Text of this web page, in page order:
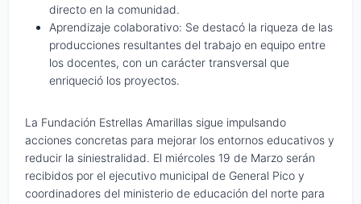
directo en la comunidad.
Aprendizaje colaborativo: Se destacó la riqueza de las
producciones resultantes del trabajo en equipo entre
los docentes, con un carácter transversal que
enriqueció los proyectos.
La Fundación Estrellas Amarillas sigue impulsando
acciones concretas para mejorar los entornos educativos y
reducir la siniestralidad. El miércoles 19 de Marzo serán
recibidos por el ejecutivo municipal de General Pico y
coordinadores del ministerio de educación del norte para